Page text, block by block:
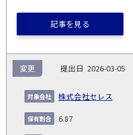
記事を見る
2026-03-05
株式会社セレス
変更
6.87